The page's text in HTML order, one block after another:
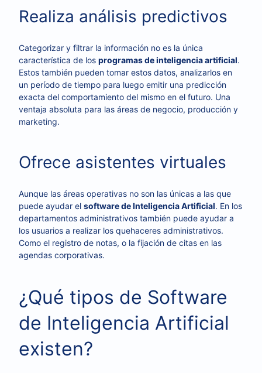
Realiza análisis predictivos
Categorizar y filtrar la información no es la única
característica de los programas de inteligencia artificial.
Estos también pueden tomar estos datos, analizarlos en
un período de tiempo para luego emitir una predicción
exacta del comportamiento del mismo en el futuro. Una
ventaja absoluta para las áreas de negocio, producción y
marketing.
Ofrece asistentes virtuales
Aunque las áreas operativas no son las únicas a las que
puede ayudar el software de Inteligencia Artificial. En los
departamentos administrativos también puede ayudar a
los usuarios a realizar los quehaceres administrativos.
Como el registro de notas, o la fijación de citas en las
agendas corporativas.
¿Qué tipos de Software
de Inteligencia Artificial
existen?